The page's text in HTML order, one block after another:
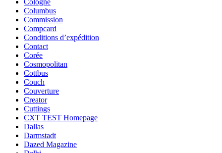
Columbus
Commission
Compcard
Conditions d’expédition
Contact
Corée
Cosmopolitan
Cottbus
Couch
Couverture
Creator
Cuttings
CXT TEST Homepage
Dallas
Darmstadt
Dazed Magazine